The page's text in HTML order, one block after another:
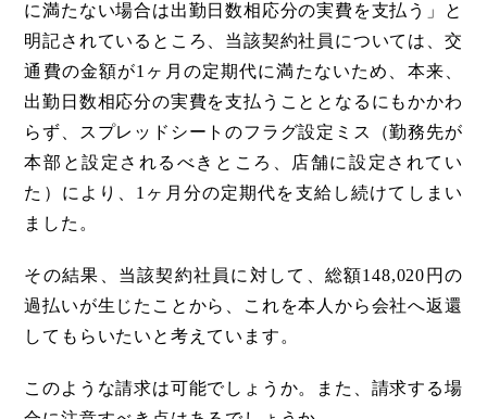
に満たない場合は出勤日数相応分の実費を支払う」と
明記されているところ、当該契約社員については、交
通費の金額が1ヶ月の定期代に満たないため、本来、
出勤日数相応分の実費を支払うこととなるにもかかわ
らず、スプレッドシートのフラグ設定ミス（勤務先が
本部と設定されるべきところ、店舗に設定されてい
た）により、1ヶ月分の定期代を支給し続けてしまい
ました。
その結果、当該契約社員に対して、総額148,020円の
過払いが生じたことから、これを本人から会社へ返還
してもらいたいと考えています。
このような請求は可能でしょうか。また、請求する場